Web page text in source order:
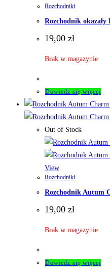
Rozchodniki
Rozchodnik okazały
19,00 zł
Brak w magazynie
Dowiedz się więcej
Out of Stock
View
Rozchodniki
Rozchodnik Autum
19,00 zł
Brak w magazynie
Dowiedz się więcej